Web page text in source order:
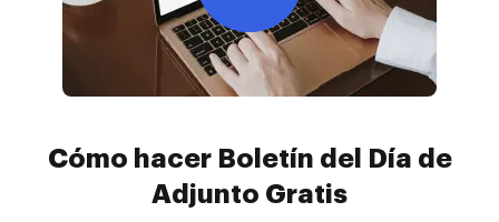
Cómo hacer Boletín del Día de
Adjunto Gratis